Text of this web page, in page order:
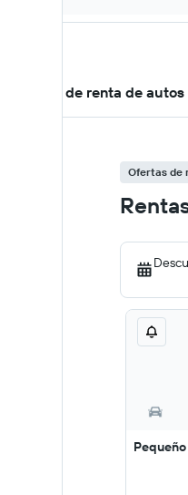
Ofertas de renta de autos
Ofertas de
Pequeño